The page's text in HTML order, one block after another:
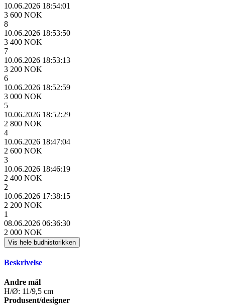
10.06.2026 18:54:01
3 600 NOK
8
10.06.2026 18:53:50
3 400 NOK
7
10.06.2026 18:53:13
3 200 NOK
6
10.06.2026 18:52:59
3 000 NOK
5
10.06.2026 18:52:29
2 800 NOK
4
10.06.2026 18:47:04
2 600 NOK
3
10.06.2026 18:46:19
2 400 NOK
2
10.06.2026 17:38:15
2 200 NOK
1
08.06.2026 06:36:30
2 000 NOK
Vis hele budhistorikken
Beskrivelse
Andre mål
H/Ø: 11/9,5 cm
Produsent/designer